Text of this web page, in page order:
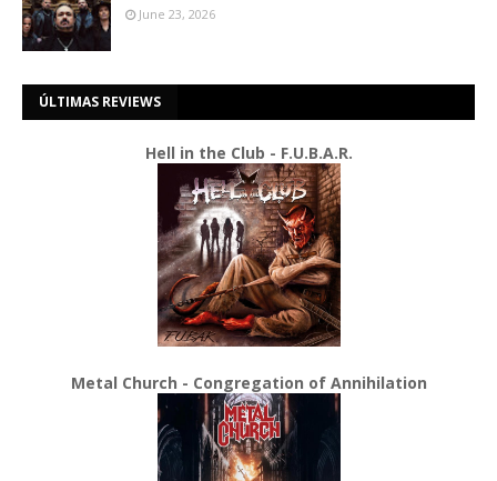
June 23, 2026
ÚLTIMAS REVIEWS
Hell in the Club - F.U.B.A.R.
Metal Church - Congregation of Annihilation